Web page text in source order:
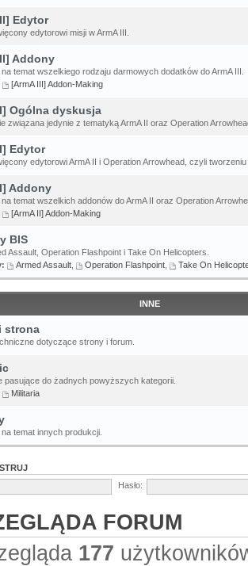
Edytor
edytorowi misji w ArmA III.
Addony
temat wszelkiego rodzaju darmowych dodatków do ArmA III.
[ArmA III] Addon-Making
Ogólna dyskusja
związana jedynie z tematyką ArmA II oraz Operation
Edytor
edytorowi ArmA II i Operation Arrowhead, czyli tworzeniu
Addony
temat wszelkich addonów do ArmA II oraz Operation
[ArmA II] Addon-Making
BIS
Assault, Operation Flashpoint i Take On Helicopters.
Armed Assault Operation Flashpoint Take On
INNE
strona
dotyczące strony i forum.
pasujące do żadnych powyższych kategorii.
Militaria
temat innych produkcji.
Hasło:
FORUM
177